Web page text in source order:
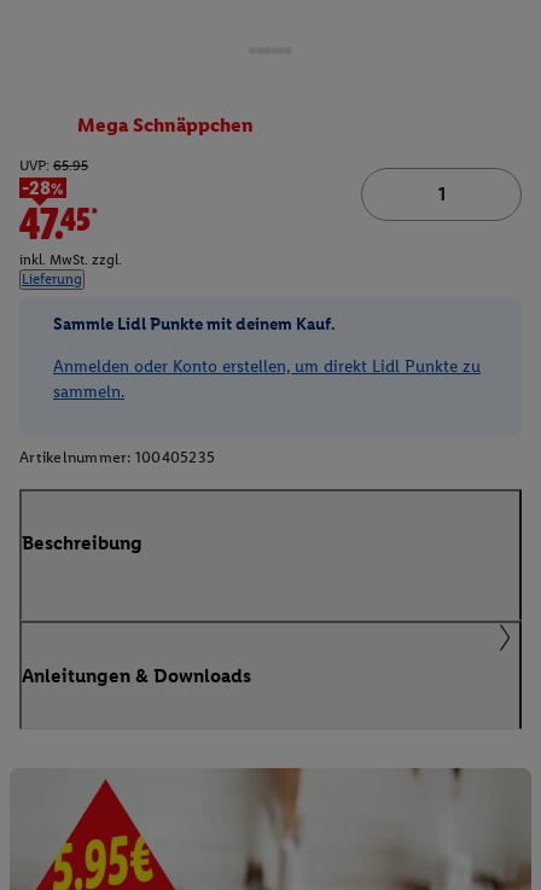
Mega Schnäppchen
UVP: 65.95
-28%
47.45*
inkl. MwSt. zzgl.
Lieferung
Sammle Lidl Punkte mit deinem Kauf.
Anmelden oder Konto erstellen, um direkt Lidl Punkte zu
sammeln.
Artikelnummer: 100405235
Beschreibung
Anleitungen & Downloads